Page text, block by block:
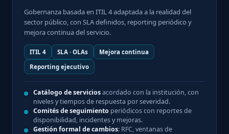
Gobernanza basada en ITIL 4 adaptada a la realidad del
sector público, con SLA definidos, reporting periódico y
mejora continua del servicio.
ITIL 4 SLA · OLAs
Mejora continua
Reporting ejecutivo
Catálogo de serviciosacordado con la institución, con
niveles y tiempos de respuesta por severidad.
Comités de seguimiento periódicos con reportes de
disponibilidad, incidentes y mejoras.
Gestión formal de cambios: RFC, ventanas de